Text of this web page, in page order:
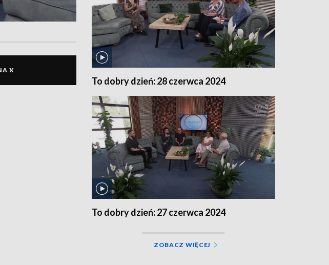
X
To dobry dzień: 28 czerwca 2024
To dobry dzień: 27 czerwca 2024
ZOBACZ WIĘCEJ